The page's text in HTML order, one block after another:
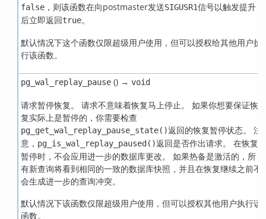
false，则该函数在向postmaster发送SIGUSR1信号以触发提升
后立即返回true。
默认情况下这个函数仅限超级用户使用，但可以授权给其他用户执
行该函数。
pg_wal_replay_pause() → void
请求暂停恢复。 请求不意味着恢复马上停止。 如果你想要保证恢
复实际上是暂停的，你需要检查
pg_get_wal_replay_pause_state()返回的恢复暂停状态。 注
意， pg_is_wal_replay_paused()返回是否作出请求。 在恢复
暂停时，不会应用进一步的数据库更改。 如果热备是激活的，所
有新查询将看到相同的一致的数据库快照，并且在恢复继续之前不
会生成进一步的查询冲突。
默认情况下该函数仅限超级用户使用，但可以授权其他用户执行该
函数。